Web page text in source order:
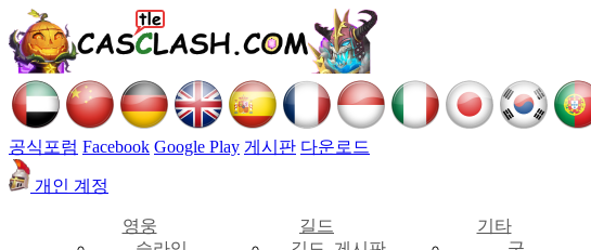
공식포럼 Facebook Google Play 게시판 다운로드
개인 계정
영웅
길드
기타